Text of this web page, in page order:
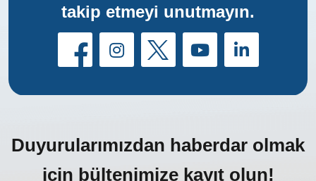
takip etmeyi unutmayın.
Duyurularımızdan haberdar olmak
için bültenimize kayıt olun!